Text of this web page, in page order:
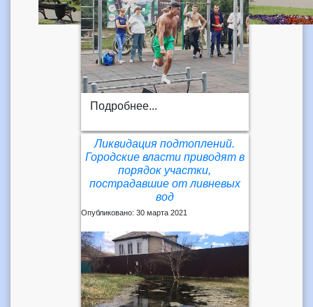
Подробнее...
Ликвидация подтоплений.
Городские власти приводят в
порядок участки,
пострадавшие от ливневых
вод
Опубликовано: 30 марта 2021